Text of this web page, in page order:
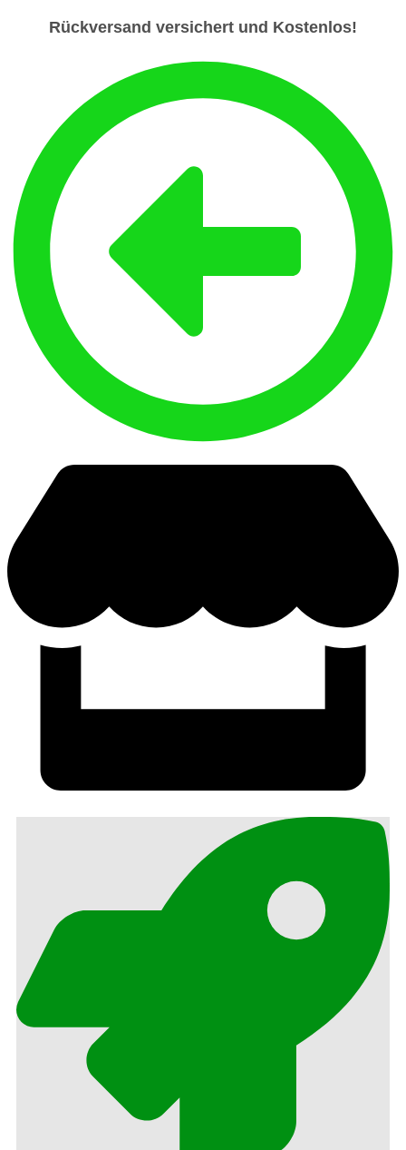
Rückversand versichert und Kostenlos!